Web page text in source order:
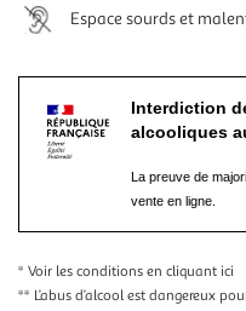
Espace sourds et
Interdiction
alcooliques
La preuve de
vente en ligne.
* Voir les conditions en cliquant ici
** L’abus d’alcool est dangereux